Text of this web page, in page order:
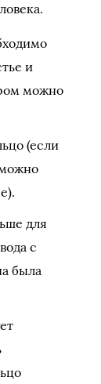
и
можно
(если
для
с
была